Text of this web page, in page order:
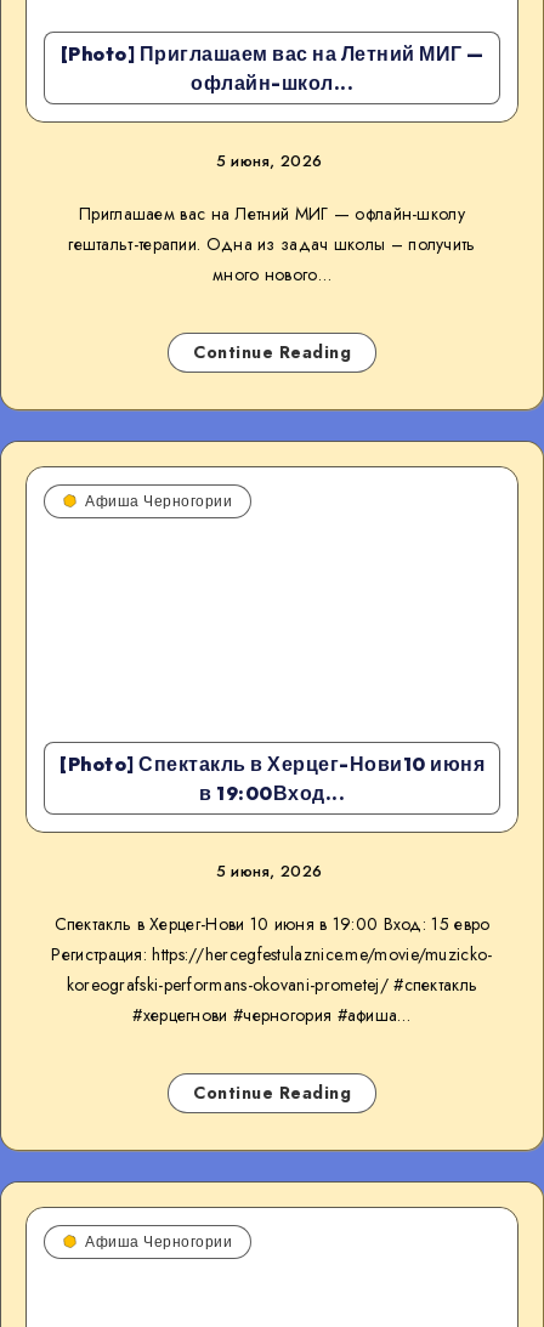
[Photo] Приглашаем вас на Летний МИГ —
офлайн-школ...
5 июня, 2026
Приглашаем вас на Летний МИГ — офлайн-школу
гештальт-терапии. Одна из задач школы – получить
много нового…
Continue Reading
[Photo] Спектакль в Херцег-Нови10 июня
в 19:00Вход...
Афиша Черногории
5 июня, 2026
Спектакль в Херцег-Нови 10 июня в 19:00 Вход: 15 евро
Регистрация: https://hercegfestulaznice.me/movie/muzicko-
koreografski-performans-okovani-prometej/ #спектакль
#херцегнови #черногория #афиша…
Continue Reading
Афиша Черногории